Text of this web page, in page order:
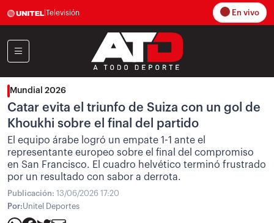
Televisión En vivo
Mundial 2026
Catar evita el triunfo de Suiza con un gol de
Khoukhi sobre el final del partido
El equipo árabe logró un empate 1-1 ante el
representante europeo sobre el final del compromiso
en San Francisco. El cuadro helvético terminó frustrado
por un resultado con sabor a derrota.
Publicación: 13/06/2026 17:20
Por:Unitel Deportes